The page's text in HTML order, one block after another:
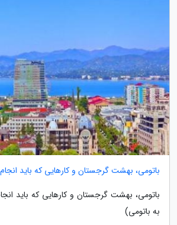
باتومی، بهشت گرجستان و کارهایی که باید
باتومی، بهشت گرجستان و کارهایی که باید
به باتومی)